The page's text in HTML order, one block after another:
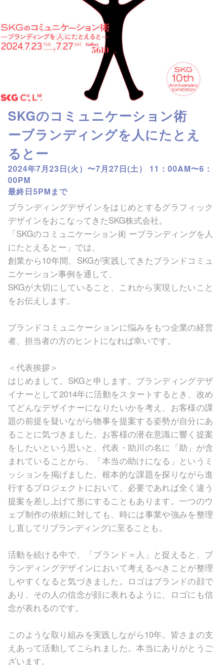
SKGのコミュニケーション術
ーブランディングを人にたとえ
るとー
2024年7月23日(火）〜7月27日(土） 11：00AM〜6：
00PM
最終日5PMまで
ブランディングデザインをはじめとするグラフィック
デザインをおこなってきたSKG株式会社。
「SKGのコミュニケーション術 ーブランディングを人
にたとえるとー」では、
創業から10年間、SKGが実践してきたブランドコミュ
ニケーション事例を通して、
SKGが大切にしていること、これから実現したいこと
をお伝えします。
ブランドコミュニケーションに悩みをもつ企業の経営
者、担当者の方のヒントになれば幸いです。
＜代表挨拶＞
はじめまして。SKGと申します。ブランディングデザ
イナーとして2014年に活動をスタートするとき、改め
てどんなデザイナーになりたいかを考え、お客様の課
題の前提を疑いながら物事を提案する姿勢が自分にあ
ることに気づきました。お客様の潜在意識に響く提案
をしたいという思いと、代表・助川の名に「助」が含
まれていることから、「本当の助けになる」というミ
ッションを掲げました。根本的な課題を探りながら進
行するプロジェクトにおいて、必要であれば全く違う
提案を差し上げて形にすることもあります。一つのウ
ェブ制作の依頼に対しても、時には事業や強みを整理
し直してリブランディングに至ることも。
活動を続ける中で、「ブランド＝人」と捉えると、ブ
ランディングデザインにおいて考えるべきことが整理
しやすくなると気づきました。ロゴはブランドの顔で
あり、その人の信念が顔に表れるように、ロゴにも信
念が表れるのです。
このような取り組みを実践しながら10年。皆さまの支
えあって活動してこられました。本当にありがとうご
ざいます。